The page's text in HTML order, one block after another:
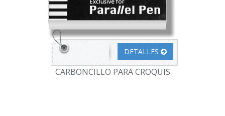
DETALLES
CARBONCILLO PARA CROQUIS